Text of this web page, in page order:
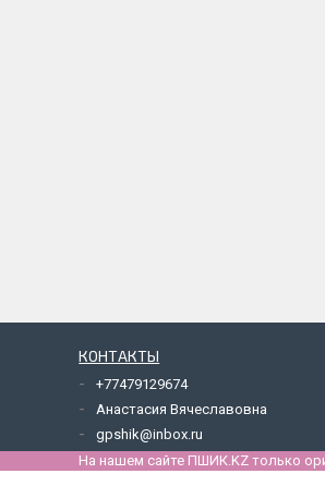
КОНТАКТЫ
+77479129674
Анастасия Вячеславовна
gpshik@inbox.ru
На нашем сайте ПШИК.KZ только